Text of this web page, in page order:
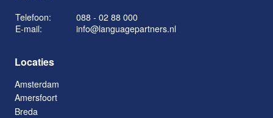
Telefoon:
088 - 02 88 000
E-mail:
info@languagepartners.nl
Locaties
Amsterdam
Amersfoort
Breda